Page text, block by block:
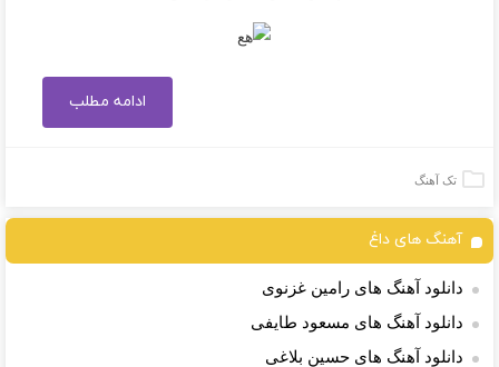
ادامه مطلب
تک آهنگ
آهنگ های داغ
دانلود آهنگ های رامین غزنوی
دانلود آهنگ های مسعود طایفی
دانلود آهنگ های حسین بلاغی